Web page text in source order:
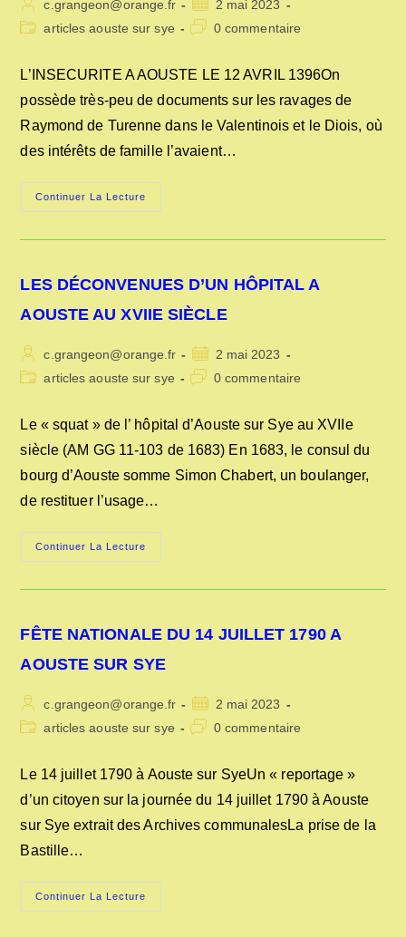
Auteur/autrice
de
c.grangeon@orange.fr
Publication
publiée :
2 mai 2023
Postarticles aouste sur sye
Commentaires
publication :
0 commentaire
L’INSECURITE A AOUSTE LE 12 AVRIL 1396On
possède très-peu de documents sur les ravages de
Raymond de Turenne dans le Valentinois et le Diois, où
des intérêts de famille l’avaient…
Continuer La Lecture
A
LES DÉCONVENUES D’UN HÔPITAL A
AOUSTE AU XVIIE SIÈCLE
Auteur/autrice
de
c.grangeon@orange.fr
Publication
publiée :
2 mai 2023
Postarticles aouste sur sye
Commentaires
publication :
0 commentaire
Le « squat » de l’ hôpital d’Aouste sur Sye au XVIIe
siècle (AM GG 11-103 de 1683) En 1683, le consul du
bourg d’Aouste somme Simon Chabert, un boulanger,
de restituer l’usage…
Continuer La Lecture
DÉCONVENUES
XVIIE
FÊTE NATIONALE DU 14 JUILLET 1790 A
AOUSTE SUR SYE
Auteur/autrice
de
c.grangeon@orange.fr
Publication
publiée :
2 mai 2023
Postarticles aouste sur sye
Commentaires
publication :
0 commentaire
Le 14 juillet 1790 à Aouste sur SyeUn « reportage »
d’un citoyen sur la journée du 14 juillet 1790 à Aouste
sur Sye extrait des Archives communalesLa prise de la
Bastille…
Continuer La Lecture
NATIONALE